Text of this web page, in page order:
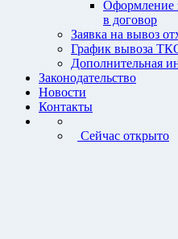
Оформление
в договор
Заявка на вывоз
График вывоза
Дополнительная
Законодательство
Новости
Контакты
Сейчас открыто